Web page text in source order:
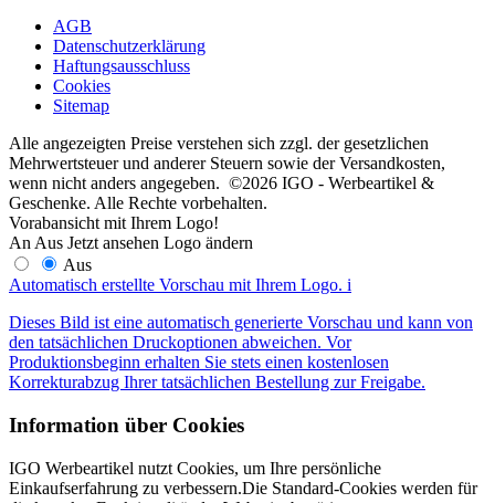
AGB
Datenschutzerklärung
Haftungsausschluss
Cookies
Sitemap
Alle angezeigten Preise verstehen sich zzgl. der gesetzlichen
Mehrwertsteuer und anderer Steuern sowie der Versandkosten,
wenn nicht anders angegeben. ©2026 IGO - Werbeartikel &
Geschenke. Alle Rechte vorbehalten.
Vorabansicht mit Ihrem Logo!
An Aus Jetzt ansehen Logo ändern
Aus
Automatisch erstellte Vorschau mit Ihrem Logo. i
Dieses Bild ist eine automatisch generierte Vorschau und kann von
den tatsächlichen Druckoptionen abweichen. Vor
Produktionsbeginn erhalten Sie stets einen kostenlosen
Korrekturabzug Ihrer tatsächlichen Bestellung zur Freigabe.
Information über Cookies
IGO Werbeartikel nutzt Cookies, um Ihre persönliche
Einkaufserfahrung zu verbessern.Die Standard-Cookies werden für